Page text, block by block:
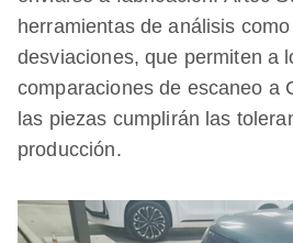
herramientas de análisis
desviaciones, que permiten a
comparaciones de escaneo a
las piezas cumplirán las
producción.